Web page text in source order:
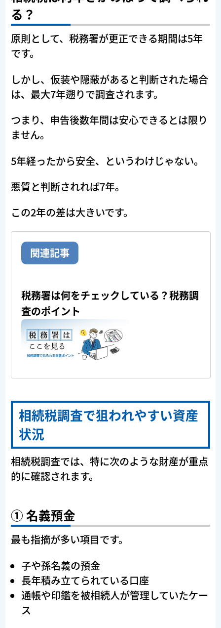
る？
原則として、税務署が更正できる期間は5年
です。
しかし、仮装や隠蔽があると判断された場合
は、最大7年遡りで調査されます。
つまり、申告後数年間は安心できるとは限り
ません。
5年経ったから安全、というわけじゃない。
悪質と判断されれば7年。
この2年の差は大きいです。
関連記事
税務署は何をチェックしている？税務調
査のポイント
相続税調査で狙われやすい資産
状況
相続税調査では、特に次のような財産が重点
的に確認されます。
① 名義預金
最も指摘が多い項目です。
子や孫名義の預金
長年積み立てられている口座
通帳や印鑑を被相続人が管理していたケー
ス